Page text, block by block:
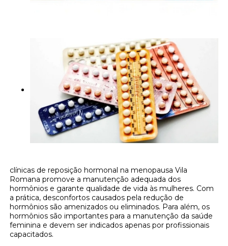
clínicas de reposição hormonal na menopausa Vila
Romana promove a manutenção adequada dos
hormônios e garante qualidade de vida às mulheres. Com
a prática, desconfortos causados pela redução de
hormônios são amenizados ou eliminados. Para além, os
hormônios são importantes para a manutenção da saúde
feminina e devem ser indicados apenas por profissionais
capacitados.